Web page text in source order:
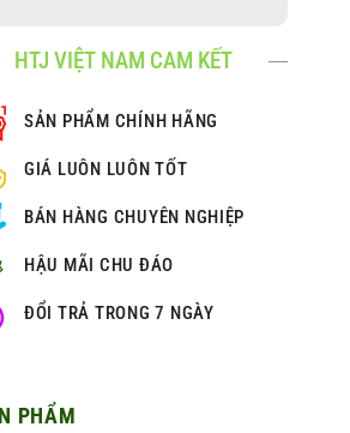
HTJ VIỆT NAM CAM KẾT
SẢN PHẨM CHÍNH HÃNG
GIÁ LUÔN LUÔN TỐT
BÁN HÀNG CHUYÊN NGHIỆP
HẬU MÃI CHU ĐÁO
ĐỔI TRẢ TRONG 7 NGÀY
PHẨM